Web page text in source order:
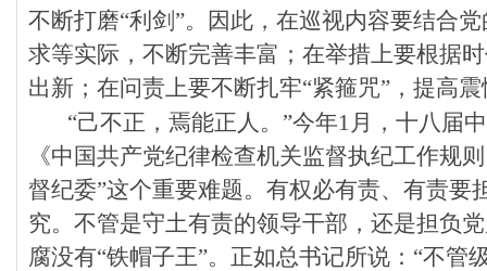
不断打磨“利剑”。因此，在巡视内容要结合
求等实际，不断完善丰富；在举措上要根据
出新；在问责上要不断扎牢“紧箍咒”，提高
“己不正，焉能正人。”今年1月，十八届
《中国共产党纪律检查机关监督执纪工作规
督纪委”这个重要难题。有权必有责、有责要
究。不管是守土有责的领导干部，还是担负
腐没有“铁帽子王”。正如总书记所说：“不管